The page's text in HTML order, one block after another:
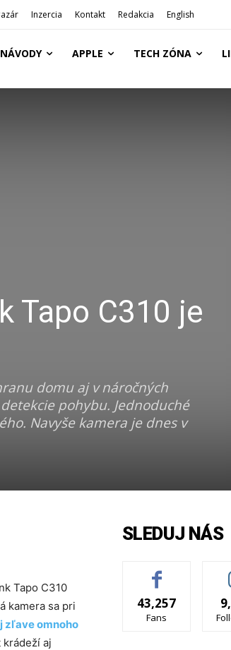
Inzercia Kontakt Redakcia English
NÁVODY APPLE TECH ZÓNA
Tapo C310 je
domu aj v náročných
pohybu. Jednoduché
Navyše kamera je dnes v
Tapo C310
kamera sa pri
zľave omnoho
aj
SLEDUJ NÁS
43,257
Fans